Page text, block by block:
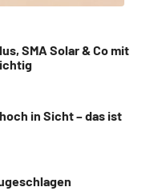
SMA Solar & Co mit
in Sicht – das ist